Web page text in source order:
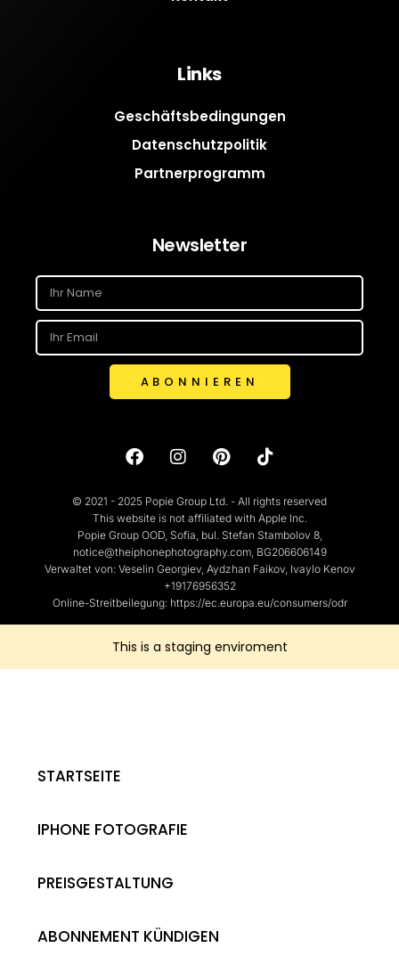
Links
Geschäftsbedingungen
Datenschutzpolitik
Partnerprogramm
Newsletter
ABONNIEREN
© 2021 - 2025 Popie Group Ltd. - All rights reserved
This website is not affiliated with Apple Inc.
Popie Group OOD, Sofia, bul. Stefan Stambolov 8,
notice@theiphonephotography.com, BG206606149
Verwaltet von: Veselin Georgiev, Aydzhan Faikov, Ivaylo Kenov
+19176956352
Online-Streitbeilegung: https://ec.europa.eu/consumers/odr
This is a staging enviroment
STARTSEITE
IPHONE FOTOGRAFIE
PREISGESTALTUNG
ABONNEMENT KÜNDIGEN